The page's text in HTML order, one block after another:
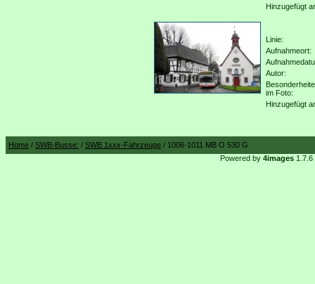
Hinzugefügt
Linie:
Aufnahmeort:
Autor:
im Foto:
Hinzugefügt
Home / SWB-Busse: / SWB 1xxx-Fahrzeuge / 1006-1011 MB O 530 G
Powered by 4images1.7.6